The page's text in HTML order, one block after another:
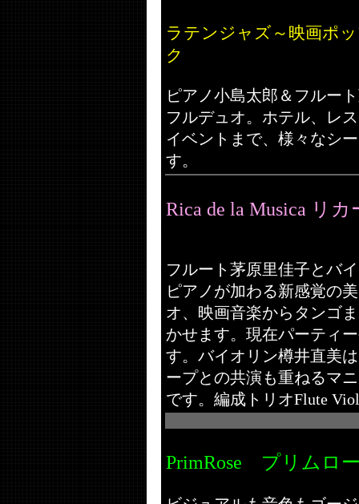
ラテンジャズ～映画ポ
ク
ピアノ小島太郎＆フルー
フルデュオ。ホテル、レ
イベントまで、様々なシ
す。
Rica de la Musica リ
フルート茅原里佳子とバ
ピアノが加わる新感覚の
オ、映画音楽からタンゴ
かせます。現在パーティ
す。バイオリン樽井直美
ープとの共演も重ねるマ
です。編成トリオFlute
PrimRose プリムロ